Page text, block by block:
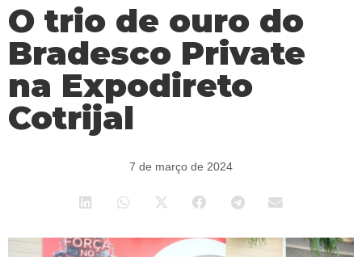
O trio de ouro do
Bradesco Private
na Expodireto
Cotrijal
7 de março de 2024